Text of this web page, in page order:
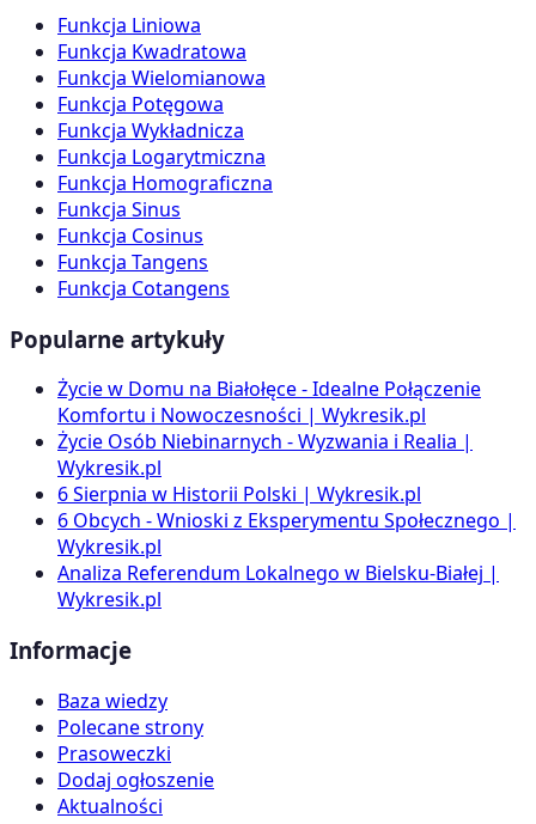
Funkcja Liniowa
Funkcja Kwadratowa
Funkcja Wielomianowa
Funkcja Potęgowa
Funkcja Wykładnicza
Funkcja Logarytmiczna
Funkcja Homograficzna
Funkcja Sinus
Funkcja Cosinus
Funkcja Tangens
Funkcja Cotangens
Popularne artykuły
Życie w Domu na Białołęce - Idealne Połączenie
Komfortu i Nowoczesności | Wykresik.pl
Życie Osób Niebinarnych - Wyzwania i Realia |
Wykresik.pl
6 Sierpnia w Historii Polski | Wykresik.pl
6 Obcych - Wnioski z Eksperymentu Społecznego |
Wykresik.pl
Analiza Referendum Lokalnego w Bielsku-Białej |
Wykresik.pl
Informacje
Baza wiedzy
Polecane strony
Prasoweczki
Dodaj ogłoszenie
Aktualności